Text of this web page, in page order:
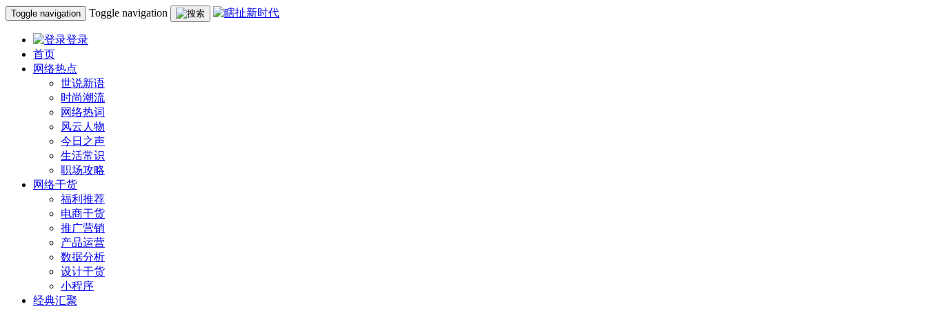
Toggle navigation Toggle navigation
登录
首页
网络热点
世说新语
时尚潮流
网络热词
风云人物
今日之声
生活常识
职场攻略
网络干货
福利推荐
电商干货
推广营销
产品运营
数据分析
设计干货
小程序
经典汇聚